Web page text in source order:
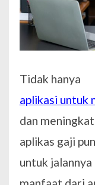
Tidak hanya
aplikasi untuk
dan
aplikas gaji
untuk